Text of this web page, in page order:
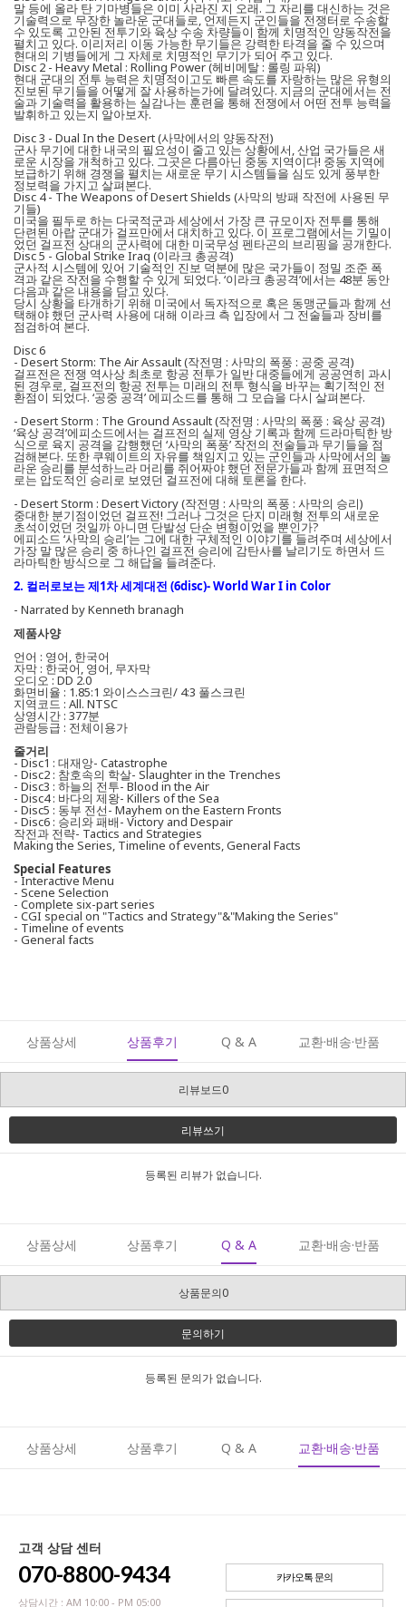
말 등에 올라 탄 기마병들은 이미 사라진 지 오래. 그 자리를 대신하는 것은
기술력으로 무장한 놀라운 군대들로, 언제든지 군인들을 전쟁터로 수송할
수 있도록 고안된 전투기와 육상 수송 차량들이 함께 치명적인 양동작전을
펼치고 있다. 이리저리 이동 가능한 무기들은 강력한 타격을 줄 수 있으며
현대의 기병들에게 그 자체로 치명적인 무기가 되어 주고 있다.
Disc 2 - Heavy Metal : Rolling Power (헤비메탈 : 롤링 파워)
현대 군대의 전투 능력은 치명적이고도 빠른 속도를 자랑하는 많은 유형의
진보된 무기들을 어떻게 잘 사용하는가에 달려있다. 지금의 군대에서는 전
술과 기술력을 활용하는 실감나는 훈련을 통해 전쟁에서 어떤 전투 능력을
발휘하고 있는지 알아보자.
Disc 3 - Dual In the Desert (사막에서의 양동작전)
군사 무기에 대한 내국의 필요성이 줄고 있는 상황에서, 산업 국가들은 새
로운 시장을 개척하고 있다. 그곳은 다름아닌 중동 지역이다! 중동 지역에
보급하기 위해 경쟁을 펼치는 새로운 무기 시스템들을 심도 있게 풍부한
정보력을 가지고 살펴본다.
Disc 4 - The Weapons of Desert Shields (사막의 방패 작전에 사용된 무
기들)
미국을 필두로 하는 다국적군과 세상에서 가장 큰 규모이자 전투를 통해
단련된 아랍 군대가 걸프만에서 대치하고 있다. 이 프로그램에서는 기밀이
었던 걸프전 상대의 군사력에 대한 미국무성 펜타곤의 브리핑을 공개한다.
Disc 5 - Global Strike Iraq (이라크 총공격)
군사적 시스템에 있어 기술적인 진보 덕분에 많은 국가들이 정밀 조준 폭
격과 같은 작전을 수행할 수 있게 되었다. ‘이라크 총공격’에서는 48분 동안
다음과 같은 내용을 담고 있다.
당시 상황을 타개하기 위해 미국에서 독자적으로 혹은 동맹군들과 함께 선
택해야 했던 군사력 사용에 대해 이라크 측 입장에서 그 전술들과 장비를
점검하여 본다.
Disc 6
- Desert Storm: The Air Assault (작전명 : 사막의 폭풍 : 공중 공격)
걸프전은 전쟁 역사상 최초로 항공 전투가 일반 대중들에게 공공연히 과시
된 경우로, 걸프전의 항공 전투는 미래의 전투 형식을 바꾸는 획기적인 전
환점이 되었다. ‘공중 공격’ 에피소드를 통해 그 모습을 다시 살펴본다.
- Desert Storm : The Ground Assault (작전명 : 사막의 폭풍 : 육상 공격)
‘육상 공격’에피소드에서는 걸프전의 실제 영상 기록과 함께 드라마틱한 방
식으로 육지 공격을 감행했던 ‘사막의 폭풍’ 작전의 전술들과 무기들을 점
검해본다. 또한 쿠웨이트의 자유를 책임지고 있는 군인들과 사막에서의 놀
라운 승리를 분석하느라 머리를 쥐어짜야 했던 전문가들과 함께 표면적으
로는 압도적인 승리로 보였던 걸프전에 대해 토론을 한다.
- Desert Storm : Desert Victory (작전명 : 사막의 폭풍 : 사막의 승리)
중대한 분기점이었던 걸프전! 그러나 그것은 단지 미래형 전투의 새로운
초석이었던 것일까 아니면 단발성 단순 변형이었을 뿐인가?
에피소드 ‘사막의 승리’는 그에 대한 구체적인 이야기를 들려주며 세상에서
가장 말 많은 승리 중 하나인 걸프전 승리에 감탄사를 날리기도 하면서 드
라마틱한 방식으로 그 해답을 들려준다.
2. 컬러로보는 제1차 세계대전 (6disc)- World War I in Color
- Narrated by Kenneth branagh
제품사양
언어 : 영어, 한국어
자막 : 한국어, 영어, 무자막
오디오 : DD 2.0
화면비율 : 1.85:1 와이스스크린/ 4:3 풀스크린
지역코드 : All. NTSC
상영시간 : 377분
관람등급 : 전체이용가
줄거리
- Disc1 : 대재앙- Catastrophe
- Disc2 : 참호속의 학살- Slaughter in the Trenches
- Disc3 : 하늘의 전투- Blood in the Air
- Disc4 : 바다의 제왕- Killers of the Sea
- Disc5 : 동부 전선- Mayhem on the Eastern Fronts
- Disc6 : 승리와 패배- Victory and Despair
작전과 전략- Tactics and Strategies
Making the Series, Timeline of events, General Facts
Special Features
- Interactive Menu
- Scene Selection
- Complete six-part series
- CGI special on "Tactics and Strategy"&"Making the Series"
- Timeline of events
- General facts
상품상세 상품후기 Q & A 교환·배송·반품
리뷰보드0
리뷰쓰기
등록된 리뷰가 없습니다.
상품상세 상품후기 Q & A 교환·배송·반품
상품문의0
문의하기
등록된 문의가 없습니다.
상품상세 상품후기 Q & A 교환·배송·반품
고객 상담 센터
070-8800-9434
상담시간 : AM 10:00 - PM 05:00
카카오톡 문의